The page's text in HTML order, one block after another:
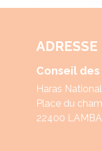
ADRESSE
Conseil
Haras
Place du
22400